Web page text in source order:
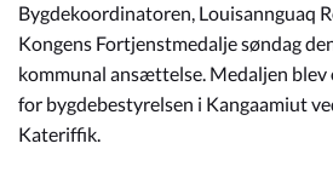
Bygdekoordinatoren, Louisannguaq
Kongens Fortjenstmedalje søndag
kommunal ansættelse. Medaljen
for bygdebestyrelsen i Kangaamiut
Kateriffik.